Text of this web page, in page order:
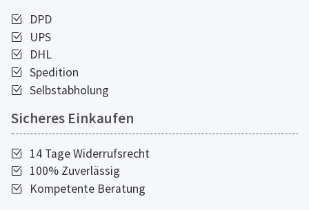
DPD
UPS
DHL
Spedition
Selbstabholung
Sicheres Einkaufen
14 Tage Widerrufsrecht
100% Zuverlässig
Kompetente Beratung